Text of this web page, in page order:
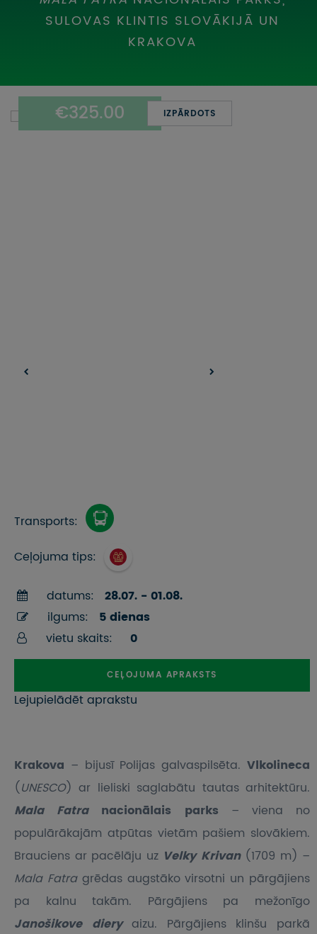
UZŅEMOŠAIS TŪRISMS
CEĻOJUMU APDROŠINĀŠANA
ATSAUKSMES PAR CEĻOJUMU
SULOVAS KLINTIS SLOVĀKIJĀ UN
KRAKOVA
€325.00 IZPĀRDOTS
Transports:
Ceļojuma tips:
datums:
28.07. - 01.08.
ilgums:
5 dienas
vietu skaits:
0
CEĻOJUMA APRAKSTS
Lejupielādēt aprakstu
Krakova – bijusī Polijas galvaspilsēta. Vlkolineca
(UNESCO) ar lieliski saglabātu tautas arhitektūru.
Mala Fatranacionālais parks – viena no
populārākajām atpūtas vietām pašiem slovākiem.
Brauciens ar pacēlāju uz Velky Krivan (1709 m) –
Mala Fatragrēdas augstāko virsotni un pārgājiens
pa kalnu takām. Pārgājiens pa mežonīgo
Janošikove dieryaizu. Pārgājiens klinšu parkā